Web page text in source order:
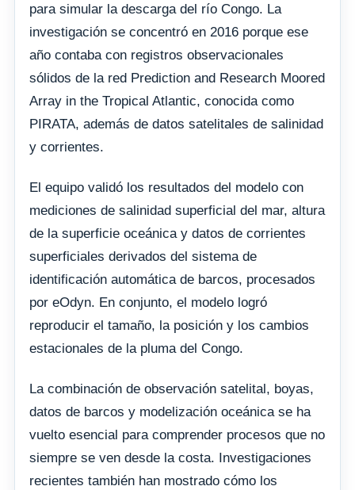
para simular la descarga del río Congo. La
investigación se concentró en 2016 porque ese
año contaba con registros observacionales
sólidos de la red Prediction and Research Moored
Array in the Tropical Atlantic, conocida como
PIRATA, además de datos satelitales de salinidad
y corrientes.
El equipo validó los resultados del modelo con
mediciones de salinidad superficial del mar, altura
de la superficie oceánica y datos de corrientes
superficiales derivados del sistema de
identificación automática de barcos, procesados
por eOdyn. En conjunto, el modelo logró
reproducir el tamaño, la posición y los cambios
estacionales de la pluma del Congo.
La combinación de observación satelital, boyas,
datos de barcos y modelización oceánica se ha
vuelto esencial para comprender procesos que no
siempre se ven desde la costa. Investigaciones
recientes también han mostrado cómo los